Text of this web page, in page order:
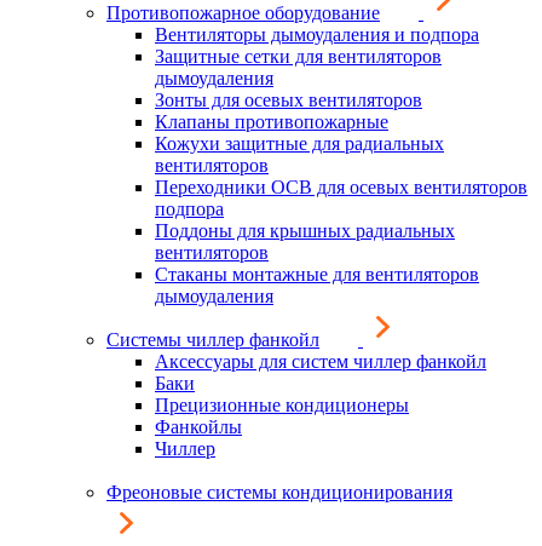
Противопожарное оборудование
Вентиляторы дымоудаления и подпора
Защитные сетки для вентиляторов
дымоудаления
Зонты для осевых вентиляторов
Клапаны противопожарные
Кожухи защитные для радиальных
вентиляторов
Переходники ОСВ для осевых вентиляторов
подпора
Поддоны для крышных радиальных
вентиляторов
Стаканы монтажные для вентиляторов
дымоудаления
Системы чиллер фанкойл
Аксессуары для систем чиллер фанкойл
Баки
Прецизионные кондиционеры
Фанкойлы
Чиллер
Фреоновые системы кондиционирования